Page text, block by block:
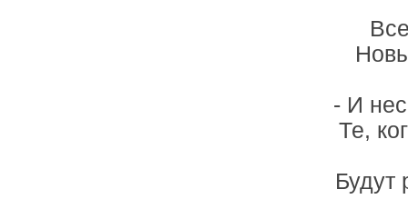
- И
Те,
Будут